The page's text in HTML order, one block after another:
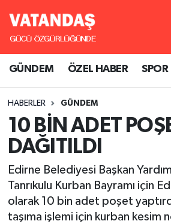
GÜNDEM ÖZEL HABER SPOR
HABERLER GÜNDEM
10 BİN ADET
DAĞITILDI
Edirne Belediyesi Başkan
Tanrıkulu Kurban Bayramı için
olarak 10 bin adet poşet
taşıma işlemi için kurban kesim
GÜNDEM
SPOR
SİYASET
SAĞLIK
Hava Durumu
Süper Lig Puan Durumu ve
Tüm Manşetler
Son Dakika Haberleri
Haber Arşivi